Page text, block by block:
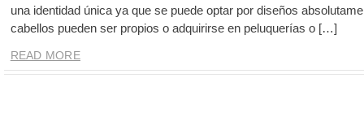
una identidad única ya que se puede optar por diseños
cabellos pueden ser propios o adquirirse en peluquerías o […]
READ MORE